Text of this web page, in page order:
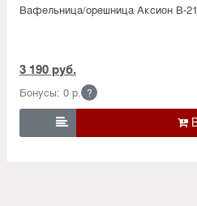
Вафельница/орешница Аксион В-21
3 190 руб.
Бонусы: 0 р. ?
